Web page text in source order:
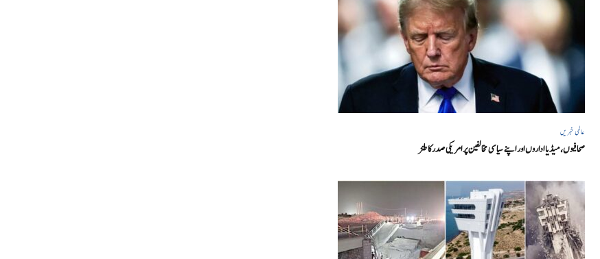
عالمی خبریں
صحافیوں، میڈیا اداروں اور اپنے سیاسی مخالفین پر امریکی صدرکا طنز